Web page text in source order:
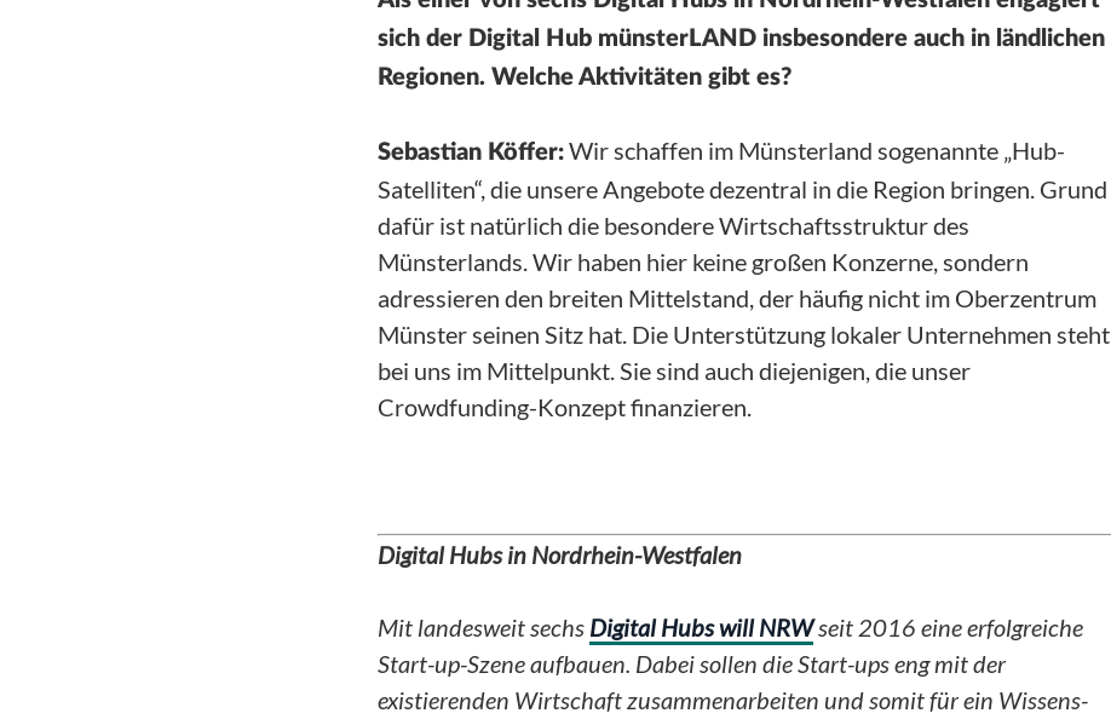
sich der Digital Hub münsterLAND insbesondere auch in ländlichen
Regionen. Welche Aktivitäten gibt es?
Sebastian Köffer: Wir schaffen im Münsterland sogenannte „Hub-
Satelliten“, die unsere Angebote dezentral in die Region bringen. Grund
dafür ist natürlich die besondere Wirtschaftsstruktur des
Münsterlands. Wir haben hier keine großen Konzerne, sondern
adressieren den breiten Mittelstand, der häufig nicht im Oberzentrum
Münster seinen Sitz hat. Die Unterstützung lokaler Unternehmen steht
bei uns im Mittelpunkt. Sie sind auch diejenigen, die unser
Crowdfunding-Konzept finanzieren.
Digital Hubs in Nordrhein-Westfalen
Mit landesweit sechs Digital Hubs will NRWseit 2016 eine erfolgreiche
Start-up-Szene aufbauen. Dabei sollen die Start-ups eng mit der
existierenden Wirtschaft zusammenarbeiten und somit für ein Wissens-